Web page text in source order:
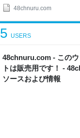
48chnuru.com
48chnuru.com - このウ
トは販売用です！ -
ソースおよび情報
5 USERS